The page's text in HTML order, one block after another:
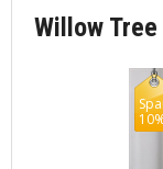
Willow